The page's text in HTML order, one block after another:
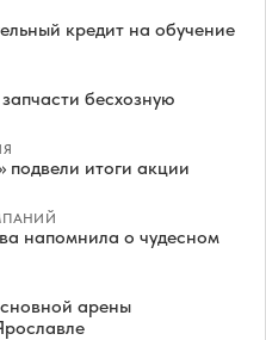
кредит на обучение
бесхозную
подвели итоги акции
напомнила о чудесном
арены